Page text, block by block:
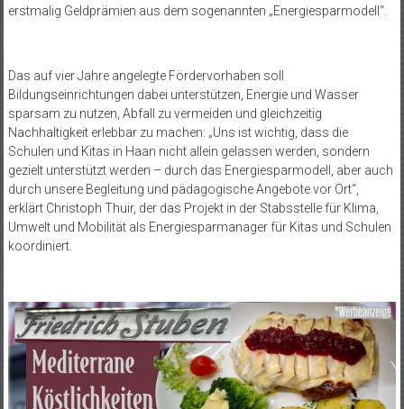
erstmalig Geldprämien aus dem sogenannten „Energiesparmodell“.
Das auf vier Jahre angelegte Fördervorhaben soll
Bildungseinrichtungen dabei unterstützen, Energie und Wasser
sparsam zu nutzen, Abfall zu vermeiden und gleichzeitig
Nachhaltigkeit erlebbar zu machen: „Uns ist wichtig, dass die
Schulen und Kitas in Haan nicht allein gelassen werden, sondern
gezielt unterstützt werden – durch das Energiesparmodell, aber auch
durch unsere Begleitung und pädagogische Angebote vor Ort“,
erklärt Christoph Thuir, der das Projekt in der Stabsstelle für Klima,
Umwelt und Mobilität als Energiesparmanager für Kitas und Schulen
koordiniert.